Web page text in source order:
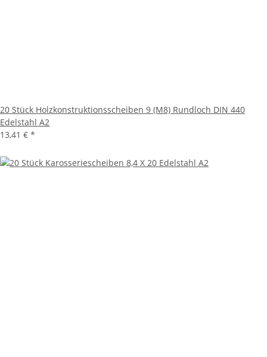
20 Stück Holzkonstruktionsscheiben 9 (M8) Rundloch DIN 440
Edelstahl A2
13,41 € *